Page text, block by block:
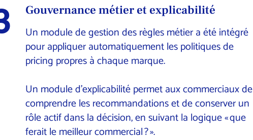
Gouvernance métier et explicabilité
Un module de gestion des règles métier a été intégré
pour appliquer automatiquement les politiques de
pricing propres à chaque marque.
Un module d’explicabilité permet aux commerciaux de
comprendre les recommandations et de conserver un
rôle actif dans la décision, en suivant la logique « que
ferait le meilleur commercial ? ».